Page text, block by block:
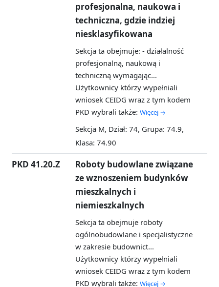
profesjonalna, naukowa i
techniczna, gdzie indziej
niesklasyfikowana
Sekcja ta obejmuje: - działalność
profesjonalną, naukową i
techniczną wymagając...
Użytkownicy którzy wypełniali
wniosek CEIDG wraz z tym kodem
PKD wybrali także: Więcej →
Sekcja M, Dział: 74, Grupa: 74.9,
Klasa: 74.90
PKD 41.20.Z
Roboty budowlane związane
ze wznoszeniem budynków
mieszkalnych i
niemieszkalnych
Sekcja ta obejmuje roboty
ogólnobudowlane i specjalistyczne
w zakresie budownict...
Użytkownicy którzy wypełniali
wniosek CEIDG wraz z tym kodem
PKD wybrali także: Więcej →